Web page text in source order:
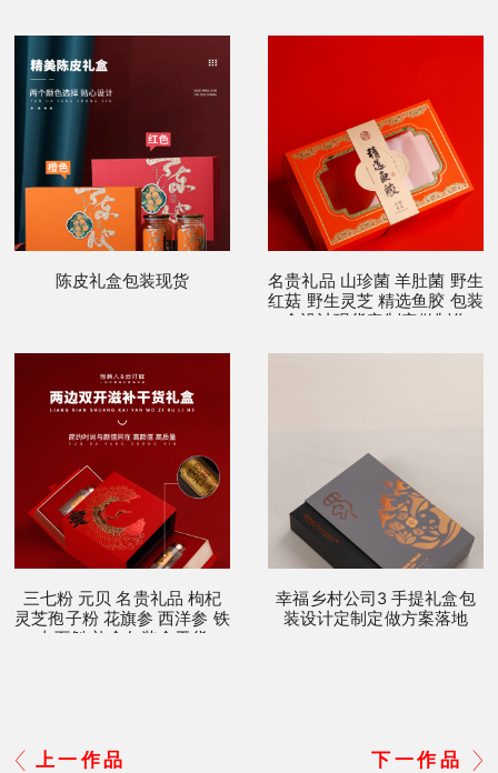
陈皮礼盒包装现货
名贵礼品 山珍菌 羊肚菌 野生
红菇 野生灵芝 精选鱼胶 包装
盒设计现货定制定做制作
三七粉 元贝 名贵礼品 枸杞
灵芝孢子粉 花旗参 西洋参 铁
皮石斛 礼盒包装盒干货
幸福乡村公司3 手提礼盒包
装设计定制定做方案落地
上一作品 下一作品